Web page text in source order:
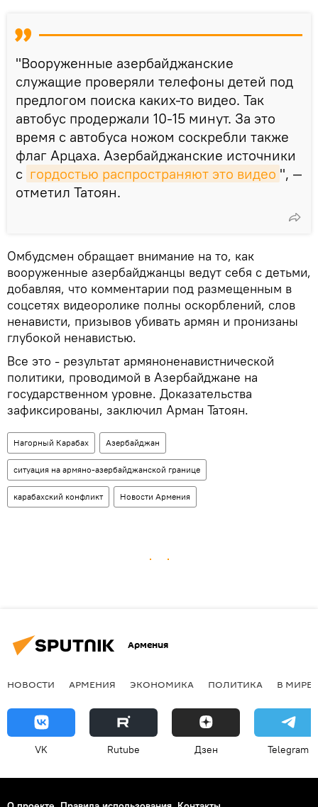
"Вооруженные азербайджанские
служащие проверяли телефоны детей под
предлогом поиска каких-то видео. Так
автобус продержали 10-15 минут. За это
время с автобуса ножом соскребли также
флаг Арцаха. Азербайджанские источники
с гордостью распространяют это видео ", —
отметил Татоян.
Омбудсмен обращает внимание на то, как
вооруженные азербайджанцы ведут себя с детьми,
добавляя, что комментарии под размещенным в
соцсетях видеоролике полны оскорблений, слов
ненависти, призывов убивать армян и пронизаны
глубокой ненавистью.
Все это - результат армяноненавистнической
политики, проводимой в Азербайджане на
государственном уровне. Доказательства
зафиксированы, заключил Арман Татоян.
Нагорный Карабах Азербайджан
ситуация на армяно-азербайджанской границе
карабахский конфликт Новости Армения
Армения
НОВОСТИ АРМЕНИЯ ЭКОНОМИКА ПОЛИТИКА В МИРЕ
VK Rutube Дзен Telegram